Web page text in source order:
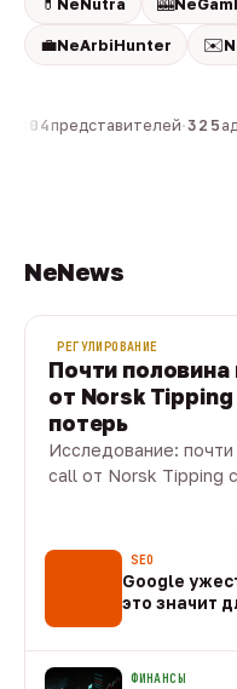
💼NeArbiHunter ✉️
804представителей·325
NeNews
РЕГУЛИРОВАНИЕ
Почти
от Norsk
потерь
Исследование:
call от Norsk Tipping
SEO
Google
это значит
ФИНАНСЫ